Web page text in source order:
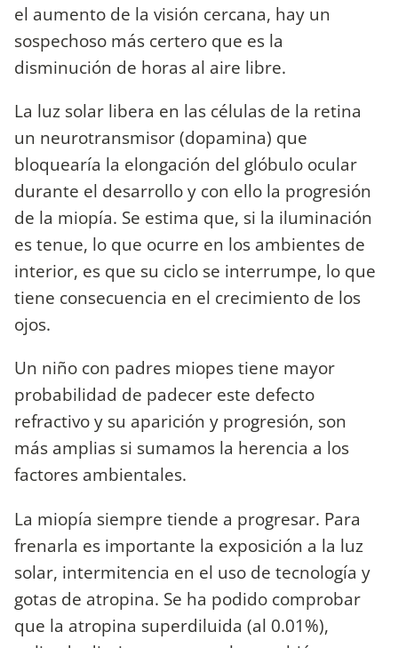
el aumento de la visión cercana, hay un
sospechoso más certero que es la
disminución de horas al aire libre.
La luz solar libera en las células de la retina
un neurotransmisor (dopamina) que
bloquearía la elongación del glóbulo ocular
durante el desarrollo y con ello la progresión
de la miopía. Se estima que, si la iluminación
es tenue, lo que ocurre en los ambientes de
interior, es que su ciclo se interrumpe, lo que
tiene consecuencia en el crecimiento de los
ojos.
Un niño con padres miopes tiene mayor
probabilidad de padecer este defecto
refractivo y su aparición y progresión, son
más amplias si sumamos la herencia a los
factores ambientales.
La miopía siempre tiende a progresar. Para
frenarla es importante la exposición a la luz
solar, intermitencia en el uso de tecnología y
gotas de atropina. Se ha podido comprobar
que la atropina superdiluida (al 0.01%),